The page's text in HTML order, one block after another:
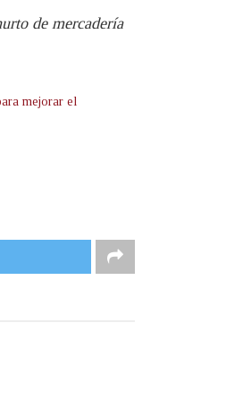
de mercadería
mejorar el